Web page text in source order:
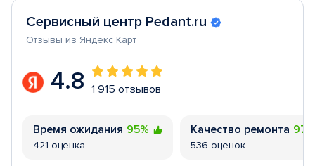
Сервисный центр Pedant.ru
Отзывы из Яндекс Карт
4.8 1 915 отзывов
Время ожидания 95%
421 оценка
Качество ремонта
536 оценок